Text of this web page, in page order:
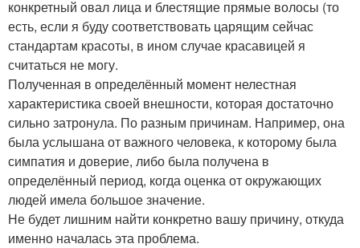
конкретный овал лица и блестящие прямые волосы (то
есть, если я буду соответствовать царящим сейчас
стандартам красоты, в ином случае красавицей я
считаться не могу.
Полученная в определённый момент нелестная
характеристика своей внешности, которая достаточно
сильно затронула. По разным причинам. Например, она
была услышана от важного человека, к которому была
симпатия и доверие, либо была получена в
определённый период, когда оценка от окружающих
людей имела большое значение.
Не будет лишним найти конкретно вашу причину, откуда
именно началась эта проблема.